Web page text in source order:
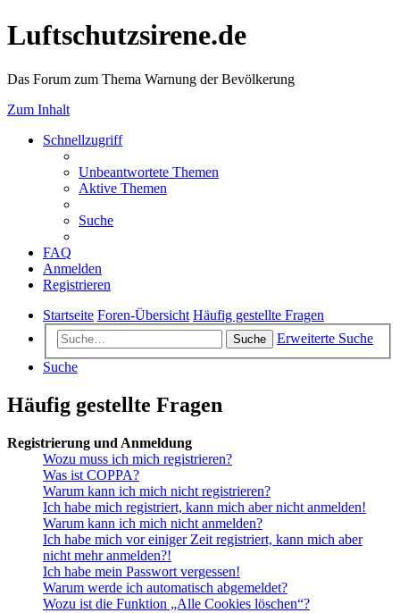
Luftschutzsirene.de
Das Forum zum Thema Warnung der Bevölkerung
Zum Inhalt
Schnellzugriff
Unbeantwortete Themen
Aktive Themen
Suche
FAQ
Anmelden
Registrieren
Startseite Foren-Übersicht Häufig gestellte Fragen
Suche
Erweiterte Suche
Suche
Häufig gestellte Fragen
Registrierung und Anmeldung
Wozu muss ich mich registrieren?
Was ist COPPA?
Warum kann ich mich nicht registrieren?
Ich habe mich registriert, kann mich aber nicht anmelden!
Warum kann ich mich nicht anmelden?
Ich habe mich vor einiger Zeit registriert, kann mich aber
nicht mehr anmelden?!
Ich habe mein Passwort vergessen!
Warum werde ich automatisch abgemeldet?
Wozu ist die Funktion „Alle Cookies löschen“?